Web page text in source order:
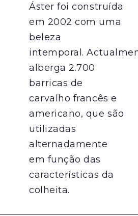
Áster foi construída
em 2002 com uma
beleza
intemporal.
alberga 2.700
barricas de
carvalho francês e
americano, que são
utilizadas
alternadamente
em função das
características da
colheita.